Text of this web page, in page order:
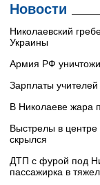
Новости
Николаевский
Украины
Армия РФ
Зарплаты учителей
В Николаеве жара
Выстрелы в центре
скрылся
ДТП с фурой под
пассажирка в